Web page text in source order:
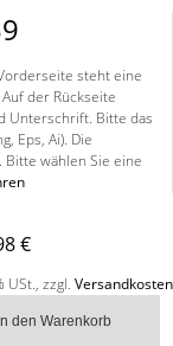
steht eine
der Rückseite
Unterschrift. Bitte das
Eps, Ai). Die
wählen Sie eine
€
USt., zzgl. Versandkosten
den Warenkorb